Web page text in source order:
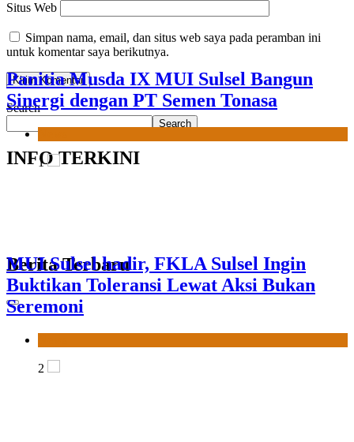
Situs Web
Simpan nama, email, dan situs web saya pada peramban ini
untuk komentar saya berikutnya.
Search
Search
INFO TERKINI
Berita Terbaru
MUI Sulsel hadir, FKLA Sulsel Ingin
Buktikan Toleransi Lewat Aksi Bukan
Seremoni
Sinergi Hebat MUI Sulsel dan LPH
Madani Indonesia: Percepat Sertifikasi
Halal, 4 Pelaku Usaha Mikro Lulus
Sidang Fatwa
News